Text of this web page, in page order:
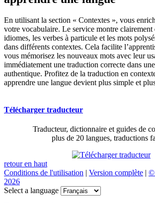
En utilisant la section « Contextes », vous
votre vocabulaire. Le service montre clairement
idiomes, les verbes à particule et les mots
dans différents contextes. Cela facilite
vous mémorisez les nouveaux mots avec leur
immédiatement une traduction correcte dans
authentique. Profitez de la traduction en
apprendre une langue devient plus simple et
Télécharger traducteur
Traducteur, dictionnaire et guides de
plus de 20 langues, traductions
retour en haut
Conditions de l'utilisation | Version complète | ©
2026
Select a language